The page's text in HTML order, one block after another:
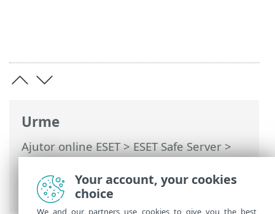
Urme
Ajutor online ESET>ESET Safe Server>
Lucrul cu ESET Safe Server>Setări
avansate
>Interfață utilizator> Mod
Prezentare
Your account, your cookies
choice
We and our partners use cookies to give you the best